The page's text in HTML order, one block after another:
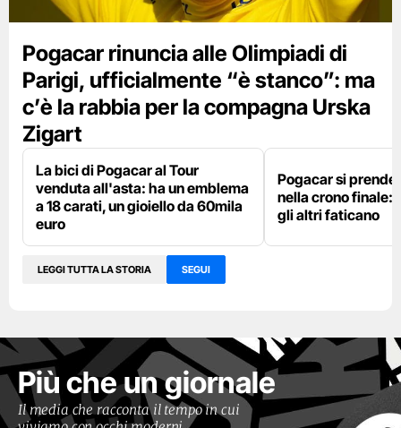
Pogacar rinuncia alle Olimpiadi di
Parigi, ufficialmente “è stanco”: ma
c’è la rabbia per la compagna Urska
Zigart
La bici di Pogacar al Tour
venduta all'asta: ha un emblema
a 18 carati, un gioiello da 60mila
euro
Pogacar si
nella crono finale:
gli altri faticano
LEGGI TUTTA LA STORIA SEGUI
Più che un giornale
Il media che racconta il tempo in cui